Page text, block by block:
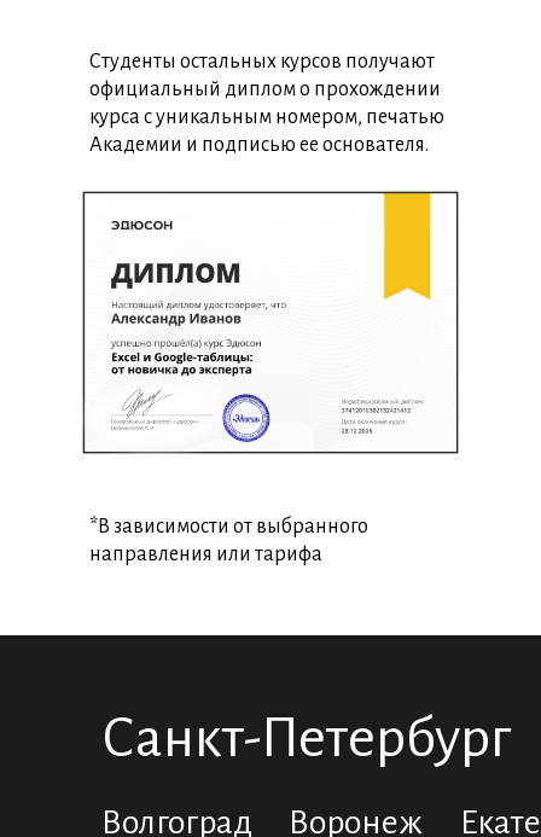
Студенты остальных курсов получают
официальный диплом о прохождении
курса с уникальным номером, печатью
Академии и подписью ее основателя.
*В зависимости от выбранного
направления или тарифа
Санкт-Петербург
Волгоград Воронеж